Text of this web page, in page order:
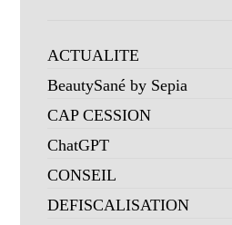
ACTUALITE
BeautySané by Sepia
CAP CESSION
ChatGPT
CONSEIL
DEFISCALISATION